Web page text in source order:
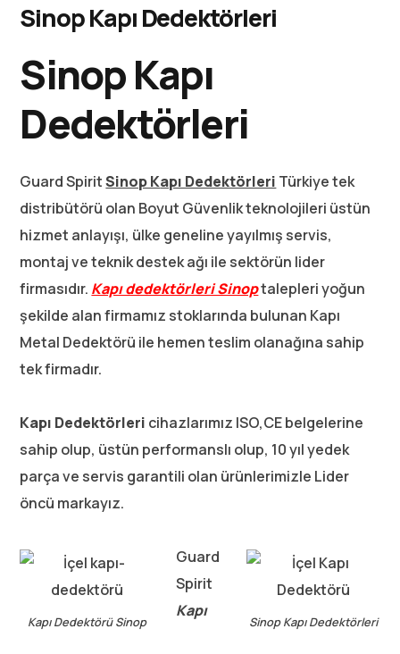
Sinop Kapı Dedektörleri
Sinop Kapı
Dedektörleri
Guard SpiritSinop Kapı Dedektörleri Türkiye tek
distribütörü olan Boyut Güvenlik teknolojileri üstün
hizmet anlayışı, ülke geneline yayılmış servis,
montaj ve teknik destek ağı ile sektörün lider
firmasıdır. Kapı dedektörleri Sinoptalepleri yoğun
şekilde alan firmamız stoklarında bulunan Kapı
Metal Dedektörü ile hemen teslim olanağına sahip
tek firmadır.
Kapı Dedektörleri cihazlarımız ISO,CE belgelerine
sahip olup, üstün performanslı olup, 10 yıl yedek
parça ve servis garantili olan ürünlerimizle Lider
öncü markayız.
Kapı Dedektörü Sinop Sinop Kapı Dedektörleri
Guard
Spirit
Kapı